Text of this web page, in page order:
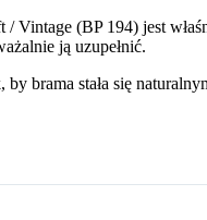
/ Vintage (BP 194) jest
ją uzupełnić.
brama stała się